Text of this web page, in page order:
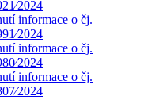
informace o čj.
informace o čj.
informace o čj.